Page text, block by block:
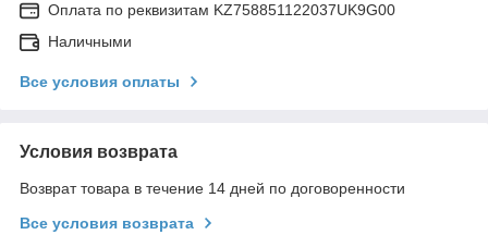
Оплата по реквизитам KZ758851122037UK9G00
Наличными
Все условия оплаты
Условия возврата
Возврат товара в течение 14 дней по договоренности
Все условия возврата